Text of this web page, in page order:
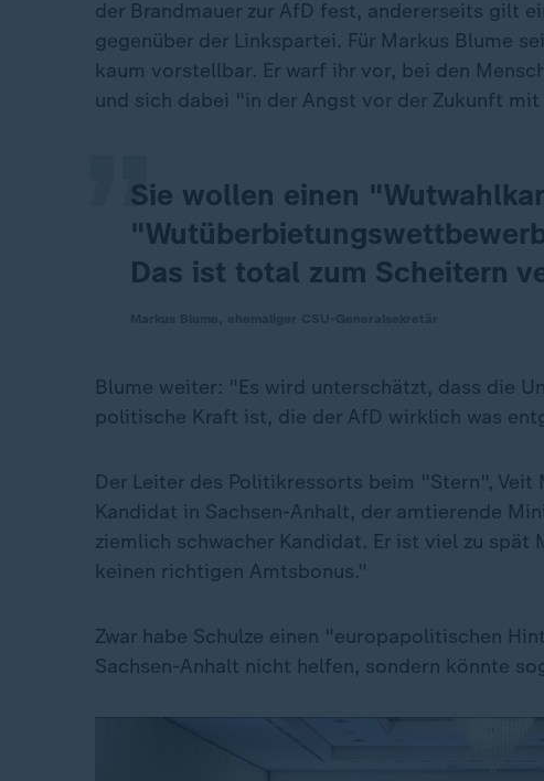
der Brandmauer zur AfD fest, andererseits gilt
gegenüber der Linkspartei. Für Markus Blume
kaum vorstellbar. Er warf ihr vor, bei den
und sich dabei "in der Angst vor der Zukunft
Sie wollen einen
Das ist total zum Scheitern
„
Blume weiter: "Es wird unterschätzt, dass die
politische Kraft ist, die der AfD wirklich was
Der Leiter des Politikressorts beim "Stern", Veit
Kandidat in Sachsen-Anhalt, der amtierende
ziemlich schwacher Kandidat. Er ist viel zu
keinen richtigen Amtsbonus."
Zwar habe Schulze einen "europapolitischen
Sachsen-Anhalt nicht helfen, sondern könnte